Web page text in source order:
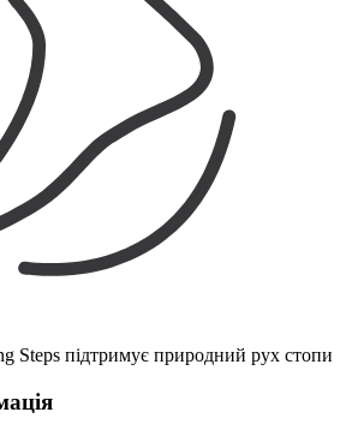
Steps підтримує природний рух стопи